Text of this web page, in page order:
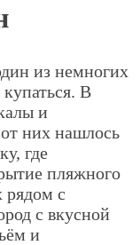
из немногих
В
и
них нашлось
где
пляжного
рядом с
с вкусной
и